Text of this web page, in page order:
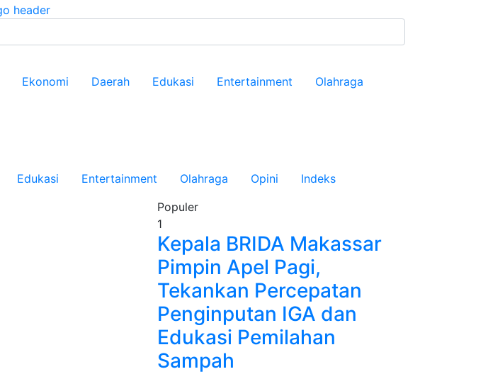
Ekonomi Daerah Edukasi Entertainment
Olahraga
Edukasi Entertainment Olahraga Opini
Indeks
Populer
1
Kepala BRIDA Makassar
Pimpin Apel Pagi,
Tekankan Percepatan
Penginputan IGA dan
Edukasi Pemilahan
Sampah